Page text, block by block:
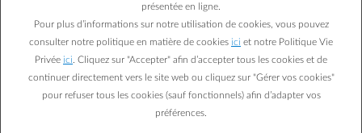
Expert énergie chez ENGIE
15/04/2025·1 min
Les Belges s’intéressent de plus en plus à la pompe à
présentée en ligne.
Pour plus d’informations sur notre utilisation de cookies, vous pouvez
consulter notre politique en matière de cookies ici et notre Politique Vie
Privée ici . Cliquez sur "Accepter" afin d’accepter tous les cookies et de
continuer directement vers le site web ou cliquez sur "Gérer vos cookies"
pour refuser tous les cookies (sauf fonctionnels) afin d’adapter vos
préférences.